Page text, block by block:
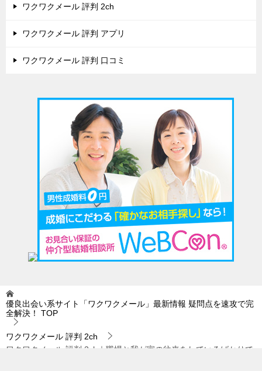
ワクワクメール 評判 2ch
ワクワクメール 評判 アプリ
ワクワクメール 評判 口コミ
優良出会い系サイト「ワクワクメール」最新情報 疑問点を速攻で完
全解決！
TOP
ワクワクメール 評判 2ch
ワクワクメール 評判 2ch｜職場と我が家の往来をしているばかりで